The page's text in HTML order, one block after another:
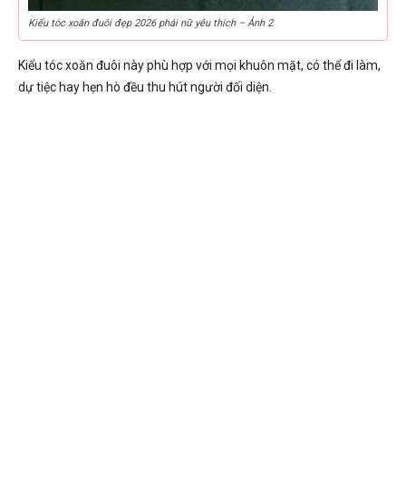
Kiểu tóc xoăn đuôi đẹp 2026 phái nữ yêu thích – Ảnh 2
Kiểu tóc xoăn đuôi này phù hợp với mọi khuôn mặt, có thể đi làm,
dự tiệc hay hẹn hò đều thu hút người đối diện.